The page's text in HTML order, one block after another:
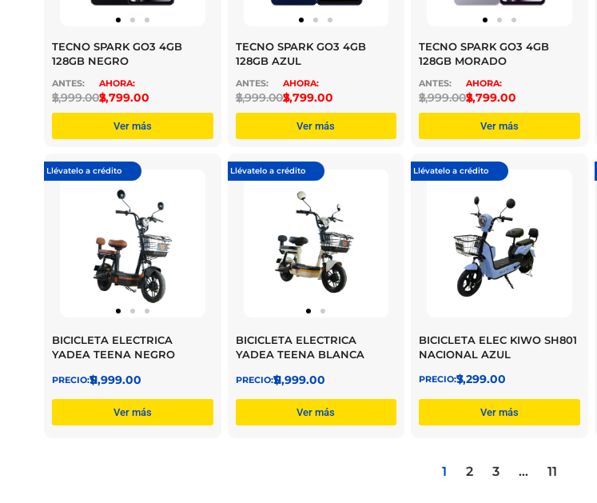
TECNO SPARK GO3 4GB
128GB NEGRO
$
2,999.00$
2,799.00
Ver más
TECNO SPARK GO3 4GB
128GB AZUL
$
2,999.00$
2,799.00
Ver más
TECNO SPARK GO3 4GB
128GB MORADO
$
2,999.00$
2,799.00
Ver más
Llévatelo a crédito
BICICLETA ELECTRICA
YADEA TEENA NEGRO
$
11,999.00
Ver más
Llévatelo a crédito
BICICLETA ELECTRICA
YADEA TEENA BLANCA
$
11,999.00
Ver más
Llévatelo a crédito
BICICLETA ELEC KIWO SH801
NACIONAL AZUL
$
7,299.00
Ver más
1 2 3 … 11